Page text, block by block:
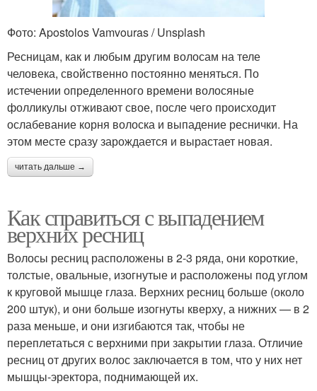
Фото: Apostolos Vamvouras / Unsplash
Ресницам, как и любым другим волосам на теле
человека, свойственно постоянно меняться. По
истечении определенного времени волосяные
фолликулы отживают свое, после чего происходит
ослабевание корня волоска и выпадение реснички. На
этом месте сразу зарождается и вырастает новая.
читать дальше →
Как справиться с выпадением
верхних ресниц
Волосы ресниц расположены в 2-3 ряда, они короткие,
толстые, овальные, изогнутые и расположены под углом
к круговой мышце глаза. Верхних ресниц больше (около
200 штук), и они больше изогнуты кверху, а нижних — в 2
раза меньше, и они изгибаются так, чтобы не
переплетаться с верхними при закрытии глаза. Отличие
ресниц от других волос заключается в том, что у них нет
мышцы-эректора, поднимающей их.